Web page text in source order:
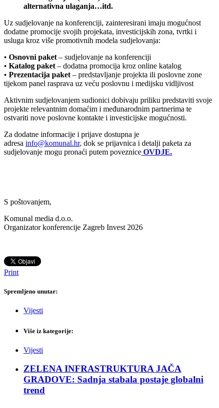
alternativna ulaganja…itd.
Uz sudjelovanje na konferenciji, zainteresirani imaju mogućnost
dodatne promocije svojih projekata, investicijskih zona, tvrtki i
usluga kroz više promotivnih modela sudjelovanja:
• Osnovni paket – sudjelovanje na konferenciji
• Katalog paket – dodatna promocija kroz online katalog
• Prezentacija paket – predstavljanje projekta ili poslovne zone
tijekom panel rasprava uz veću poslovnu i medijsku vidljivost
Aktivnim sudjelovanjem sudionici dobivaju priliku predstaviti svoje
projekte relevantnim domaćim i međunarodnim partnerima te
ostvariti nove poslovne kontakte i investicijske mogućnosti.
Za dodatne informacije i prijave dostupna je
adresa info@komunal.hr, dok se prijavnica i detalji paketa za
sudjelovanje mogu pronaći putem poveznice OVDJE.
S poštovanjem,
Komunal media d.o.o.
Organizator konferencije Zagreb Invest 2026
Print
Spremljeno unutar:
Vijesti
Više iz kategorije:
Vijesti
ZELENA INFRASTRUKTURA JAČA
GRADOVE: Sadnja stabala postaje globalni
trend